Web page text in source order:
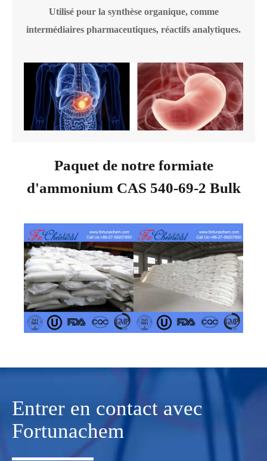
Utilisé pour la synthèse organique, comme
intermédiaires pharmaceutiques, réactifs analytiques.
Paquet de notre formiate
d'ammonium CAS 540-69-2 Bulk
Entrer en contact avec
Fortunachem